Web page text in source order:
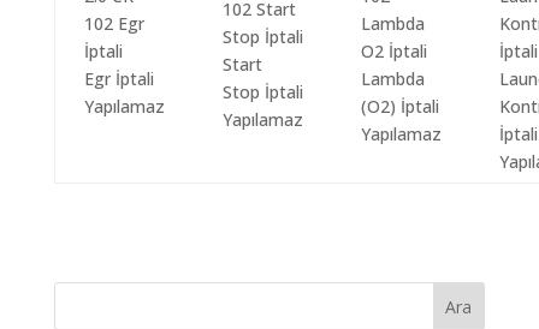
Egr İptali
Yapılamaz
Start
Stop İptali
Yapılamaz
Lambda
(O2) İptali
Yapılamaz
İptali
Ara